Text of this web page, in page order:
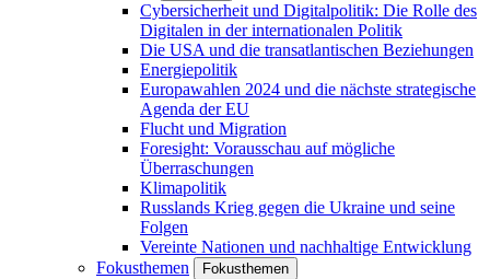
Cybersicherheit und Digitalpolitik: Die Rolle des
Digitalen in der internationalen Politik
Die USA und die transatlantischen Beziehungen
Energiepolitik
Europawahlen 2024 und die nächste strategische
Agenda der EU
Flucht und Migration
Foresight: Vorausschau auf mögliche
Überraschungen
Klimapolitik
Russlands Krieg gegen die Ukraine und seine
Folgen
Vereinte Nationen und nachhaltige Entwicklung
Fokusthemen
Fokusthemen